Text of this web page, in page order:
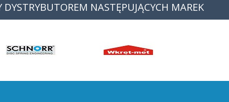
DYSTRYBUTOREM NASTĘPUJĄCYCH MAREK